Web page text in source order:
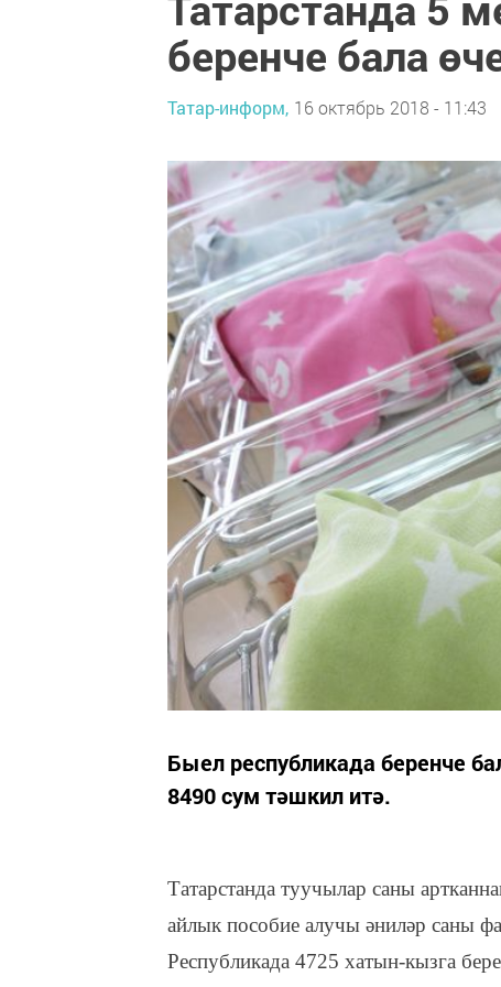
беренче бала
Татар-информ, 16 октябрь 2018 - 11:43
Быел республикада беренче
8490 сум тәшкил итә.
Татарстанда туучылар саны
айлык пособие алучы әниләр саны
Республикада 4725 хатын-кызга